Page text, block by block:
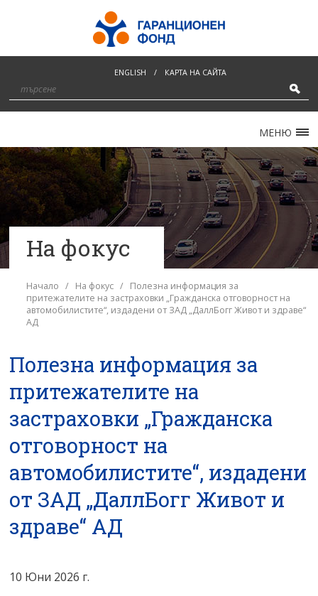
ENGLISH / КАРТА НА САЙТА
МЕНЮ
НАЧАЛО
ЗА НАС
За Гаранционния фонд
Функции на Гаранционния Фонд
Управление на Гаранционния фонд
Членове на Съвета на Гаранционния
фонд
Обезпечителен фонд
Нормативна уредба
Отчети
РЕД ЗА УРЕЖДАНЕ НА ПРЕТЕНЦИИ
Уреждане на претенции за
имуществени вреди
Уреждане на претенции за
неимуществени вреди
Изключения
НОВИНИ
ЗК "ОЛИМПИК"
ЗАД „ДАЛЛБОГГ"
КОНТАКТИ
На фокус
Начало / На фокус / Полезна информация за
притежателите на застраховки „Гражданска отговорност на
автомобилистите“, издадени от ЗАД „ДаллБогг Живот и здраве“
АД
Полезна информация за
притежателите на
застраховки „Гражданска
отговорност на
автомобилистите“, издадени
от ЗАД „ДаллБогг Живот и
здраве“ АД
10 Юни 2026 г.